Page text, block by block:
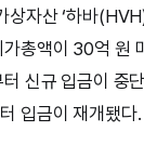
자산 ‘하바
총액이 30억 원
신규 입금이 중
입금이 재개됐다.